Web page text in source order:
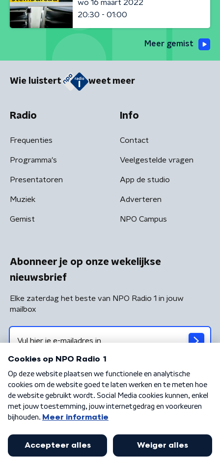
wo 16 maart 2022
20:30 - 01:00
Meer gemist
Wie luistert weet meer
Radio
Frequenties
Programma's
Presentatoren
Muziek
Gemist
Info
Contact
Veelgestelde vragen
App de studio
Adverteren
NPO Campus
Abonneer je op onze wekelijkse
nieuwsbrief
Elke zaterdag het beste van NPO Radio 1 in jouw
mailbox
Algemene voorwaarden